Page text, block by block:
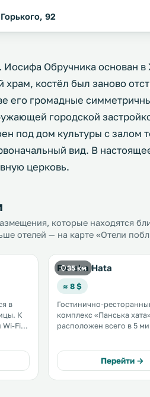
92
Обручника основан в
храм, костёл был заново
его громадные
городской
под дом культуры с залом
вид. В
церковь.
которые находятся
отелей — на карте «Отели
в
К
Wi-Fi
с
35 км
Panska Hata
≈ 8 $
Гостинично-
комплекс «Панська
расположен всего в 5
отоплением, а также
кафе и сауна. .
Перейти →